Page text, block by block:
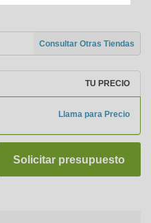
Consultar Otras Tiendas
TU PRECIO
Llama para Precio
Solicitar presupuesto